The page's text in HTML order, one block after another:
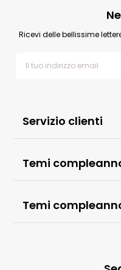
Servizio clienti
Temi
Temi
Ricevi delle bellissime